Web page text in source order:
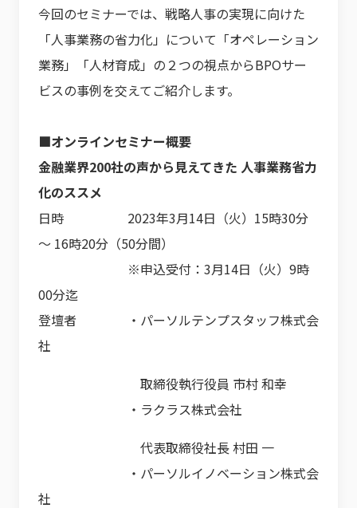
今回のセミナーでは、戦略人事の実現に向けた
「人事業務の省力化」について「オペレーション
業務」「人材育成」の２つの視点からBPOサー
ビスの事例を交えてご紹介します。
■オンラインセミナー概要
金融業界200社の声から見えてきた 人事業務省力
化のススメ
日時 2023年3月14日（火）15時30分
～ 16時20分（50分間）
※申込受付：3月14日（火）9時
00分迄
登壇者 ・パーソルテンプスタッフ株式会
社
取締役執行役員 市村 和幸
・ラクラス株式会社
代表取締役社長 村田 一
・パーソルイノベーション株式会
社